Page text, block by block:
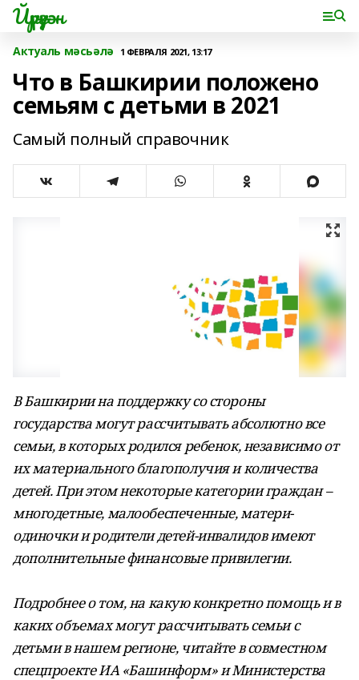
Йүрүҙән
Актуаль мәсьәлә 1 ФЕВРАЛЯ 2021, 13:17
Что в Башкирии положено
семьям с детьми в 2021
Самый полный справочник
В Башкирии на поддержку со стороны
государства могут рассчитывать абсолютно все
семьи, в которых родился ребенок, независимо от
их материального благополучия и количества
детей. При этом некоторые категории граждан –
многодетные, малообеспеченные, матери-
одиночки и родители детей-инвалидов имеют
дополнительные финансовые привилегии.
Подробнее о том, на какую конкретно помощь и в
каких объемах могут рассчитывать семьи с
детьми в нашем регионе, читайте в совместном
спецпроекте ИА «Башинформ» и Министерства